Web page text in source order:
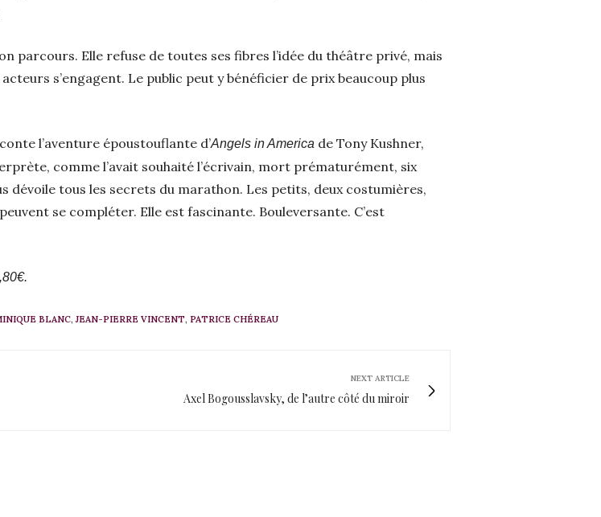
parcours. Elle refuse de toutes ses fibres l’idée du théâtre privé, mais
s’engagent. Le public peut y bénéficier de prix beaucoup plus
l’aventure époustouflante d’Angels in America de Tony Kushner,
comme l’avait souhaité l’écrivain, mort prématurément, six
dévoile tous les secrets du marathon. Les petits, deux costumières,
se compléter. Elle est fascinante. Bouleversante. C’est
BLANC,JEAN-PIERRE VINCENT, PATRICE CHÉREAU
NEXT ARTICLE
Axel Bogousslavsky, de l’autre côté du miroir